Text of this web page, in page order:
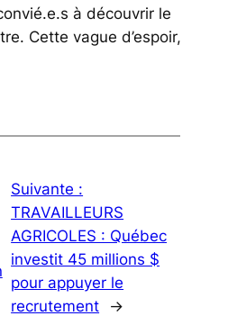
à découvrir le
Cette vague d’espoir,
Suivante :
TRAVAILLEURS
AGRICOLES : Québec
investit 45 millions $
pour appuyer le
recrutement
→